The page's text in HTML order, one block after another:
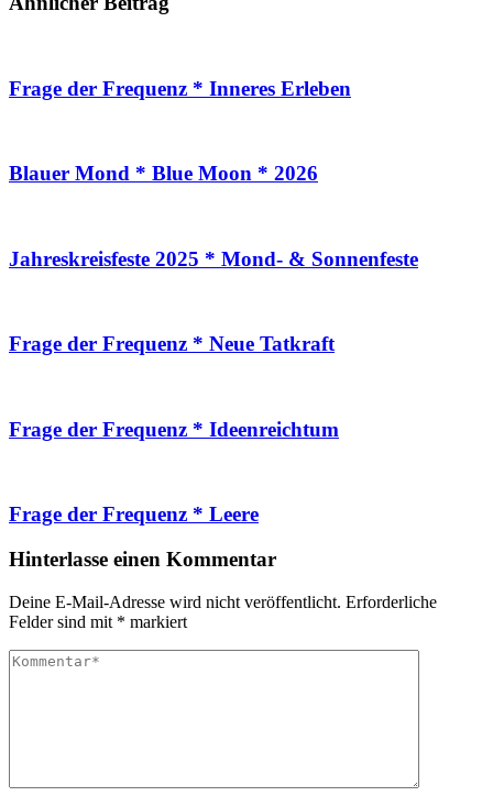
Frage der Frequenz * Inneres Erleben
Blauer Mond * Blue Moon * 2026
Jahreskreisfeste 2025 * Mond- & Sonnenfeste
Frage der Frequenz * Neue Tatkraft
Frage der Frequenz * Ideenreichtum
Frage der Frequenz * Leere
Hinterlasse einen Kommentar
Deine E-Mail-Adresse wird nicht veröffentlicht. Erforderliche
Felder sind mit * markiert
Kommentar